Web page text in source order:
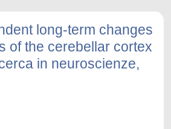
long-term changes
of the cerebellar cortex
in neuroscienze,